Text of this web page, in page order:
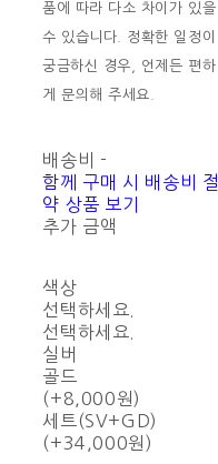
품에 따라 다소 차이가 있을
수 있습니다. 정확한 일정이
궁금하신 경우, 언제든 편하
게 문의해 주세요.
배송비 -
함께 구매 시 배송비 절
약 상품 보기
추가 금액
색상
선택하세요.
선택하세요.
실버
골드
(+8,000원)
세트(SV+GD)
(+34,000원)